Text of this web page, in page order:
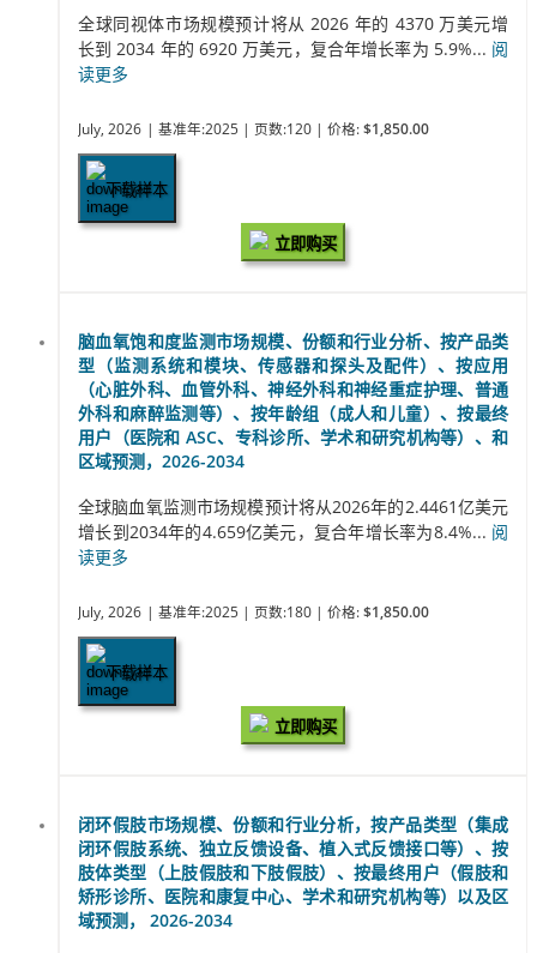
全球同视体市场规模预计将从 2026 年的 4370 万美元增
长到 2034 年的 6920 万美元，复合年增长率为 5.9%... 阅
读更多
July, 2026 | 基准年:2025 | 页数:120 | 价格: $1,850.00
下载样本
立即购买
脑血氧饱和度监测市场规模、份额和行业分析、按产品类
型（监测系统和模块、传感器和探头及配件）、按应用
（心脏外科、血管外科、神经外科和神经重症护理、普通
外科和麻醉监测等）、按年龄组（成人和儿童）、按最终
用户（医院和 ASC、专科诊所、学术和研究机构等）、和
区域预测，2026-2034
全球脑血氧监测市场规模预计将从2026年的2.4461亿美元
增长到2034年的4.659亿美元，复合年增长率为8.4%... 阅
读更多
July, 2026 | 基准年:2025 | 页数:180 | 价格: $1,850.00
下载样本
立即购买
闭环假肢市场规模、份额和行业分析，按产品类型（集成
闭环假肢系统、独立反馈设备、植入式反馈接口等）、按
肢体类型（上肢假肢和下肢假肢）、按最终用户（假肢和
矫形诊所、医院和康复中心、学术和研究机构等）以及区
域预测， 2026-2034